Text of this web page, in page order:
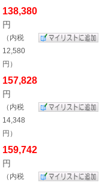
138,380
円
（内税
12,580
円）
157,828
円
（内税
14,348
円）
159,742
円
（内税